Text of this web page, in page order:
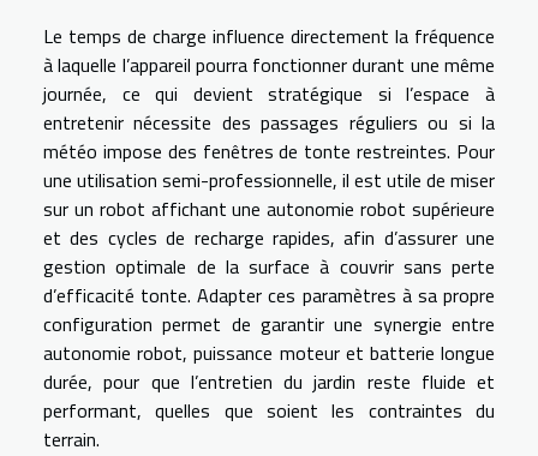
Le temps de charge influence directement la fréquence
à laquelle l’appareil pourra fonctionner durant une même
journée, ce qui devient stratégique si l’espace à
entretenir nécessite des passages réguliers ou si la
météo impose des fenêtres de tonte restreintes. Pour
une utilisation semi-professionnelle, il est utile de miser
sur un robot affichant une autonomie robot supérieure
et des cycles de recharge rapides, afin d’assurer une
gestion optimale de la surface à couvrir sans perte
d’efficacité tonte. Adapter ces paramètres à sa propre
configuration permet de garantir une synergie entre
autonomie robot, puissance moteur et batterie longue
durée, pour que l’entretien du jardin reste fluide et
performant, quelles que soient les contraintes du
terrain.